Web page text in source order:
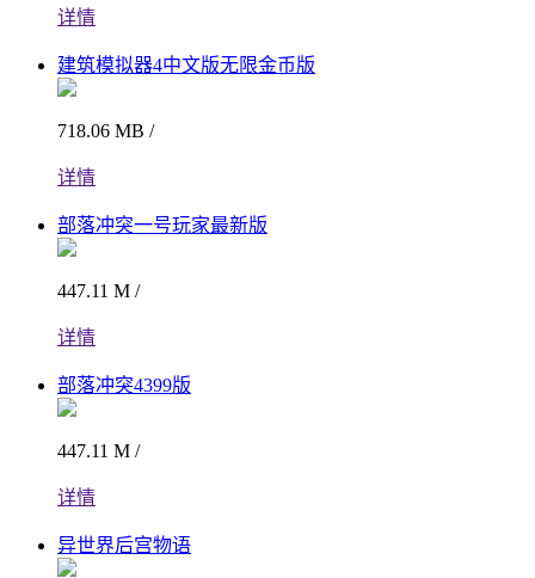
详情
建筑模拟器4中文版无限金币版
718.06 MB /
详情
部落冲突一号玩家最新版
447.11 M /
详情
部落冲突4399版
447.11 M /
详情
异世界后宫物语